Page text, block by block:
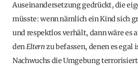
Auseinandersetzung gedrückt, die
müsste: wenn nämlich ein Kind sich
und respektlos verhält, dann wäre es
denElternzu befassen, denen es egal
Nachwuchs die Umgebung